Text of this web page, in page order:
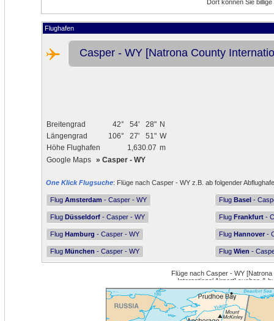
Dort können Sie
Flughafen
Casper - WY [Natrona County
Breitengrad 42° 54' 28" N
Längengrad
106° 27' 51" W
Höhe Flughafen
1,630.07 m
Google Maps » Casper - WY
One Klick Flugsuche: Flüge nach Casper - WY z.B. ab folgender
Flug Amsterdam - Casper - WY Flug Basel -
Flug Düsseldorf - Casper - WY Flug Frankfurt -
Flug Hamburg - Casper - WY Flug Hannover -
Flug München - Casper - WY Flug Wien -